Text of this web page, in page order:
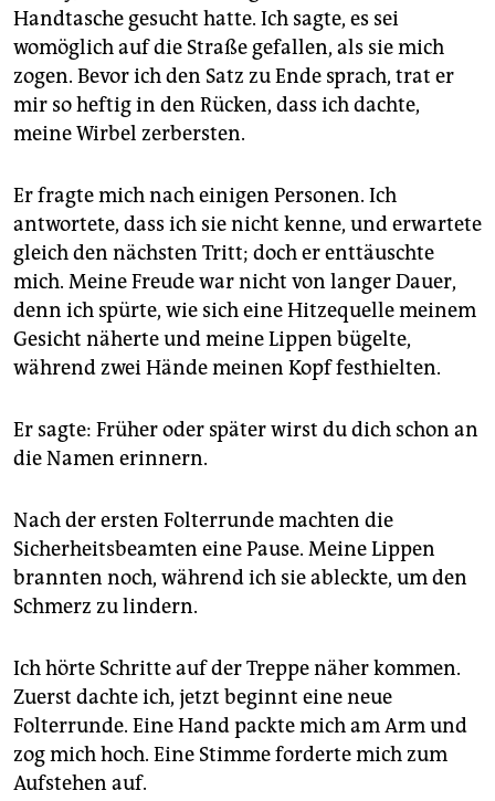
Handtasche gesucht hatte. Ich sagte, es sei
womöglich auf die Straße gefallen, als sie mich
zogen. Bevor ich den Satz zu Ende sprach, trat er
mir so heftig in den Rücken, dass ich dachte,
meine Wirbel zerbersten.
Er fragte mich nach einigen Personen. Ich
antwortete, dass ich sie nicht kenne, und erwartete
gleich den nächsten Tritt; doch er enttäuschte
mich. Meine Freude war nicht von langer Dauer,
denn ich spürte, wie sich eine Hitzequelle meinem
Gesicht näherte und meine Lippen bügelte,
während zwei Hände meinen Kopf festhielten.
Er sagte: Früher oder später wirst du dich schon an
die Namen erinnern.
Nach der ersten Folterrunde machten die
Sicherheitsbeamten eine Pause. Meine Lippen
brannten noch, während ich sie ableckte, um den
Schmerz zu lindern.
Ich hörte Schritte auf der Treppe näher kommen.
Zuerst dachte ich, jetzt beginnt eine neue
Folterrunde. Eine Hand packte mich am Arm und
zog mich hoch. Eine Stimme forderte mich zum
Aufstehen auf.